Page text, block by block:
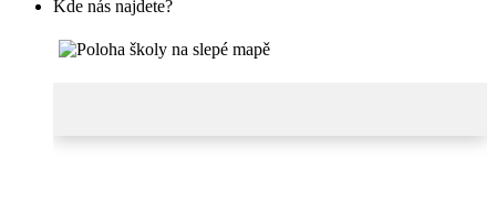
Kde nás najdete?